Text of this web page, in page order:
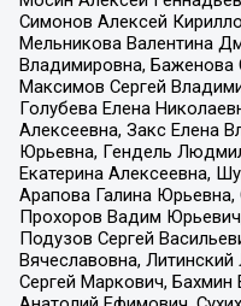
Симонов Алексей
Мельникова Валентина
Владимировна, Баженова
Максимов Сергей
Голубева Елена
Алексеевна, Закс Елена
Юрьевна, Гендель
Екатерина Алексеевна,
Арапова Галина
Прохоров Вадим
Подузов Сергей
Вячеславовна,
Сергей Маркович,